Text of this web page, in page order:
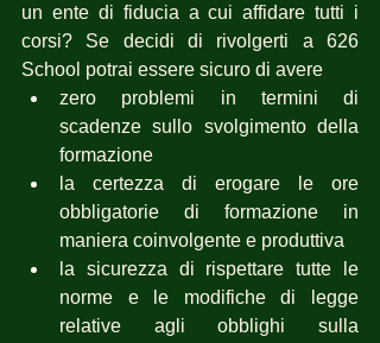
un ente di fiducia a cui affidare tutti i
corsi? Se decidi di rivolgerti a 626
School potrai essere sicuro di avere
zero problemi in termini di
scadenze sullo svolgimento della
formazione
la certezza di erogare le ore
obbligatorie di formazione in
maniera coinvolgente e produttiva
la sicurezza di rispettare tutte le
norme e le modifiche di legge
relative agli obblighi sulla